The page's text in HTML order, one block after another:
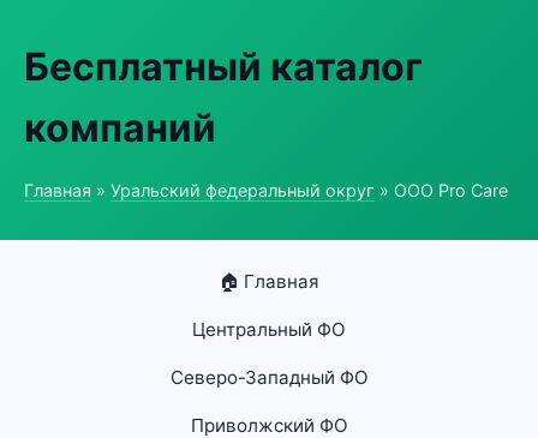
Бесплатный каталог
компаний
Главная » Уральский федеральный округ » ООО Pro Care
🏠 Главная
Центральный ФО
Северо-Западный ФО
Приволжский ФО